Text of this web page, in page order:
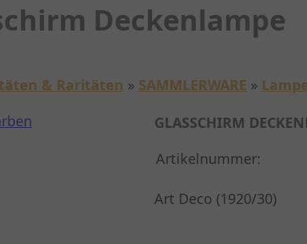
Deckenlampe
& Raritäten » SAMMLERWARE »
GLASSCHIRM
Artikelnummer:
Art Deco (1920/30)